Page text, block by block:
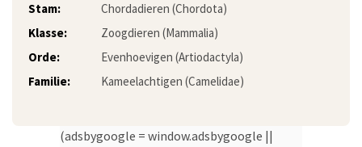
Stam:
Chordadieren (Chordota)
Klasse:
Zoogdieren (Mammalia)
Orde:
Evenhoevigen (Artiodactyla)
Familie:
Kameelachtigen (Camelidae)
(adsbygoogle = window.adsbygoogle ||